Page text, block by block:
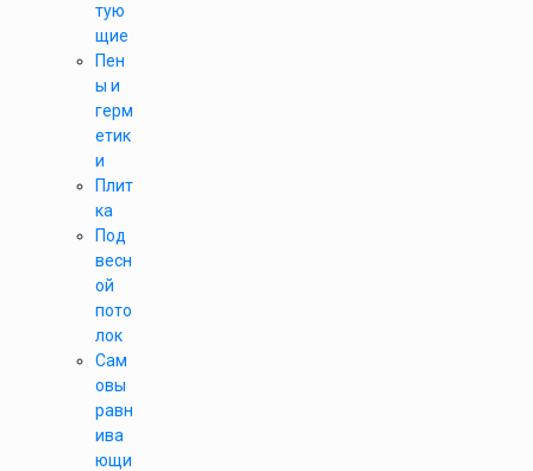
тую
щие
Пен
ы и
герм
етик
и
Плит
ка
Под
весн
ой
пото
лок
Сам
овы
равн
ива
ющи